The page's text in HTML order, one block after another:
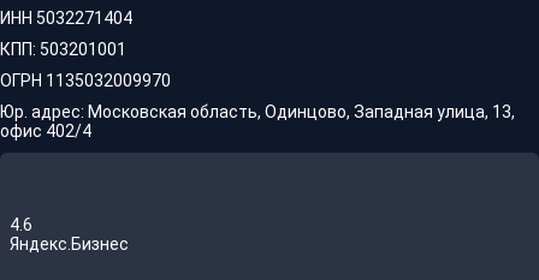
ИНН 5032271404
КПП: 503201001
ОГРН 1135032009970
Юр. адрес: Московская область, Одинцово, Западная улица, 13,
офис 402/4
4.6
Яндекс.Бизнес